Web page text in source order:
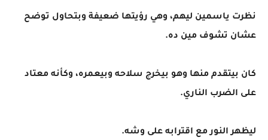
نظرت ياسمين ليهم، وهي رؤيتها ضعيفة وبتحاول توضح
عشان تشوف مين ده.
كان بيتقدم منها وهو بيخرج سلاحه وبيعمره، وكأنه معتاد
على الضرب الناري.
ليظهر النور مع اقترابه على وشه.